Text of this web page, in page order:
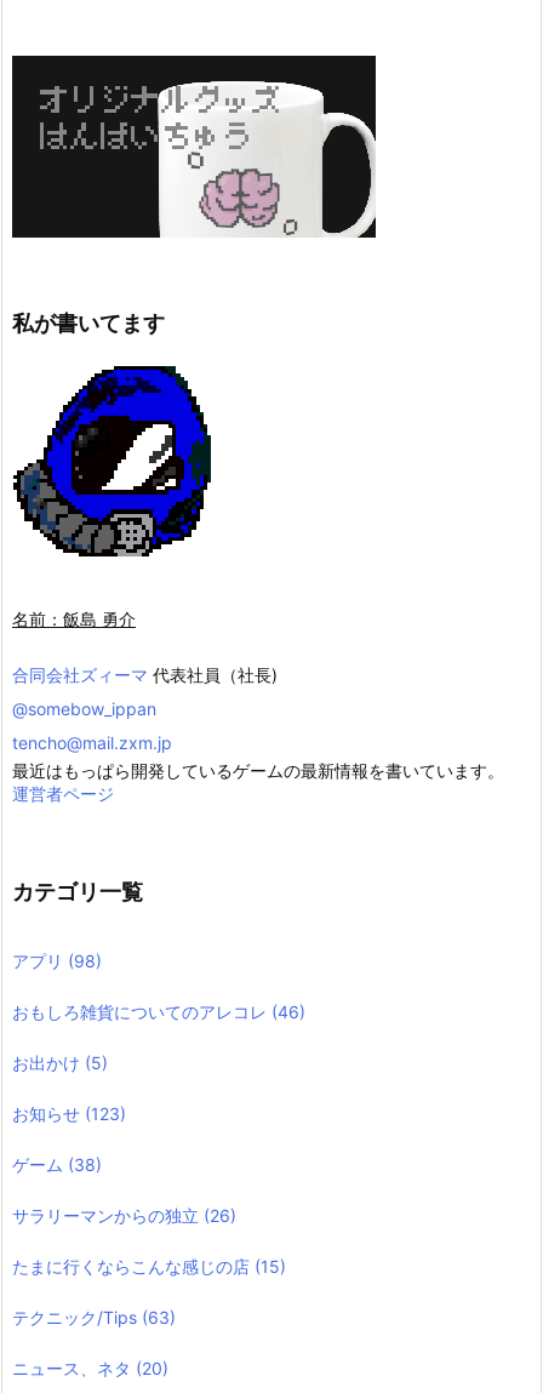
私が書いてます
名前：飯島 勇介
合同会社ズィーマ 代表社員（社長)
@somebow_ippan
tencho@mail.zxm.jp
最近はもっぱら開発しているゲームの最新情報を書いています。
運営者ページ
カテゴリ一覧
アプリ (98)
おもしろ雑貨についてのアレコレ (46)
お出かけ (5)
お知らせ (123)
ゲーム (38)
サラリーマンからの独立 (26)
たまに行くならこんな感じの店 (15)
テクニック/Tips (63)
ニュース、ネタ (20)